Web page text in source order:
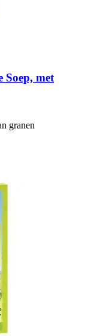
Soep, met
granen